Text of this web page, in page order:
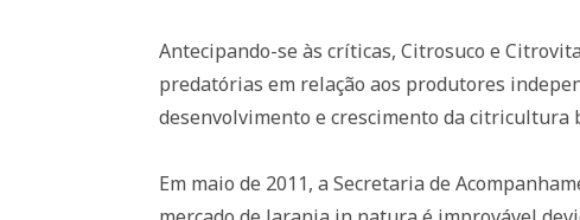
Antecipando-se às críticas, Citrosuco e
predatórias em relação aos produtores
desenvolvimento e crescimento da
Em maio de 2011, a Secretaria de